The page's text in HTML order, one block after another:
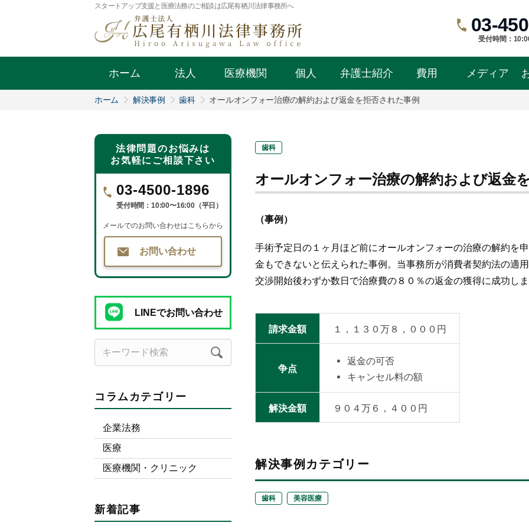
スタートアップ支援と医療法務のご相談は広尾有栖川法律事務所へ
03-
受付時間：
ホーム 法人 医療機関 個人 弁護士紹介 費用 メディア
ホーム 解決事例 歯科 オールオンフォー治療の解約および返金を拒否された事例
歯科
オールオンフォー治療の解約および返金
（事例）
手術予定日の１ヶ月ほど前にオールオンフォーの治療の解約を
金もできないと伝えられた事例。当事務所が消費者契約法の適
交渉開始後わずか数日で治療費の８０％の返金の獲得に成功し
請求金額 １，１３０万８，０００円
争点
返金の可否
キャンセル料の額
解決金額 ９０４万６，４００円
解決事例カテゴリー
歯科 美容医療
法律問題のお悩みは
お気軽にご相談下さい
03-4500-1896
受付時間：10:00〜16:00（平日）
メールでのお問い合わせはこちらから
お問い合わせ
LINEでお問い合わせ
コラムカテゴリー
企業法務
医療
医療機関・クリニック
新着記事